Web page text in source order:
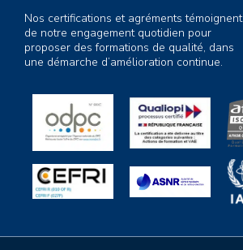
Nos certifications et agréments témoignent
de notre engagement quotidien pour
proposer des formations de qualité, dans
une démarche d’amélioration continue.